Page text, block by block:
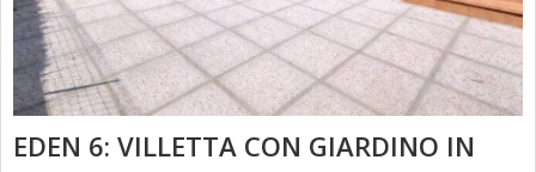
EDEN 6: VILLETTA CON GIARDINO IN